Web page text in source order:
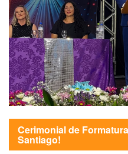
Cerimonial de
Santiago!